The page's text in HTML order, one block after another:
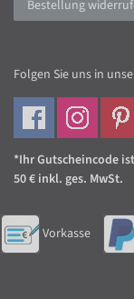
Bestellung
Folgen Sie uns in
*Ihr Gutscheincode
50 € inkl. ges. MwSt.
Vorkasse